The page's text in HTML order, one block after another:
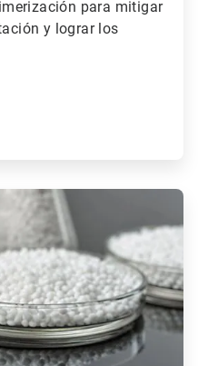
para mitigar
y lograr los